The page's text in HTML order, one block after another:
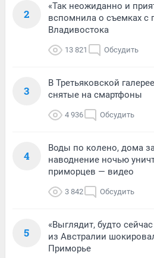
2
«Так неожиданно и
вспомнила о съемках с
Владивостока
13 821 Обсудить
3
В Третьяковской
снятые на смартфоны
4 936 Обсудить
4
Воды по колено, дома
наводнение ночью
приморцев — видео
3 842 Обсудить
5
«Выглядит, будто
из Австралии
Приморье